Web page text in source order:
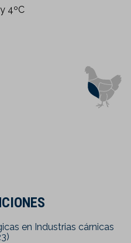
4ºC
en Industrias cárnicas